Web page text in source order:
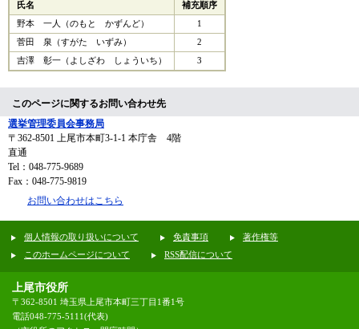
氏名 補充順序
野本 一人（のもと かずんど） 1
菅田 泉（すがた いずみ） 2
吉澤 彰一（よしざわ しょういち） 3
このページに関するお問い合わせ先
選挙管理委員会事務局
〒362-8501 上尾市本町3-1-1 本庁舎 4階
直通
Tel：048-775-9689
Fax：048-775-9819
お問い合わせはこちら
個人情報の取り扱いについて 免責事項
著作権等
このホームページについて
RSS配信について
上尾市役所
〒362-8501 埼玉県上尾市本町三丁目1番1号
電話048-775-5111(代表)